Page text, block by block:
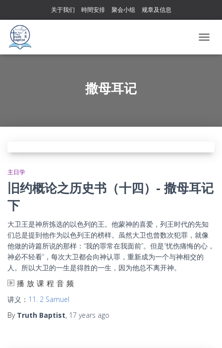
关于我们 時間安排 聚会小组 规章及信息
撒母耳记
主日学
旧约概论之历史书（十四）- 撒母耳记
下
大卫王是神所拣选的以色列的王。他蒙神的喜爱，列王时代的先知
们总是提到他作为以色列王的榜样。虽然大卫也曾数次犯罪，就像
他做的诗篇所说的那样：“我的罪常在我面前”。但是”忧伤痛悔的心，
神必不轻看”，每次大卫都会向神认罪，重新成为一个与神相交的
人。所以大卫的一生是得胜的一生，因为他总不离开神。
播放课程音频
讲义： 11. 2 Samuel
By Truth Baptist, 17 years ago